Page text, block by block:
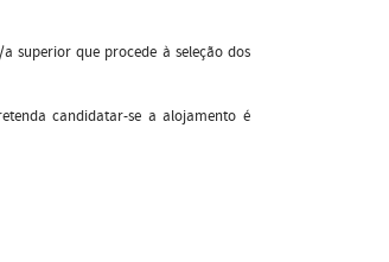
superior que procede à seleção dos
candidatar-se a alojamento é